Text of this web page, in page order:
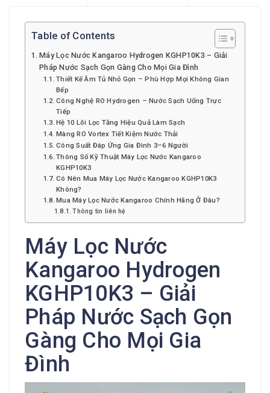
Table of Contents
Máy Lọc Nước Kangaroo Hydrogen KGHP10K3 – Giải
Pháp Nước Sạch Gọn Gàng Cho Mọi Gia Đình
Thiết Kế Âm Tủ Nhỏ Gọn – Phù Hợp Mọi Không Gian
Bếp
Công Nghệ RO Hydrogen – Nước Sạch Uống Trực
Tiếp
Hệ 10 Lõi Lọc Tăng Hiệu Quả Làm Sạch
Màng RO Vortex Tiết Kiệm Nước Thải
Công Suất Đáp Ứng Gia Đình 3–6 Người
Thông Số Kỹ Thuật Máy Lọc Nước Kangaroo
KGHP10K3
Có Nên Mua Máy Lọc Nước Kangaroo KGHP10K3
Không?
Mua Máy Lọc Nước Kangaroo Chính Hãng Ở Đâu?
Thông tin liên hệ
Máy Lọc Nước
Kangaroo Hydrogen
KGHP10K3 – Giải
Pháp Nước Sạch Gọn
Gàng Cho Mọi Gia
Đình